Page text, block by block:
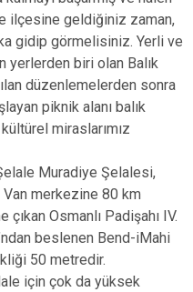
ilçesine geldiğiniz zaman,
gidip görmelisiniz. Yerli ve
yerlerden biri olan Balık
düzenlemelerden sonra
piknik alanı balık
miraslarımız
Muradiye Şelalesi,
Van merkezine 80 km
çıkan Osmanlı Padişahı IV.
beslenen Bend-iMahi
50 metredir.
için çok da yüksek